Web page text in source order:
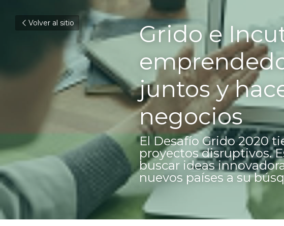
Volver al sitio
Grido e
juntos y
negocios
El Desafío Grido 2020
proyectos disruptivos.
buscar ideas
nuevos países a su